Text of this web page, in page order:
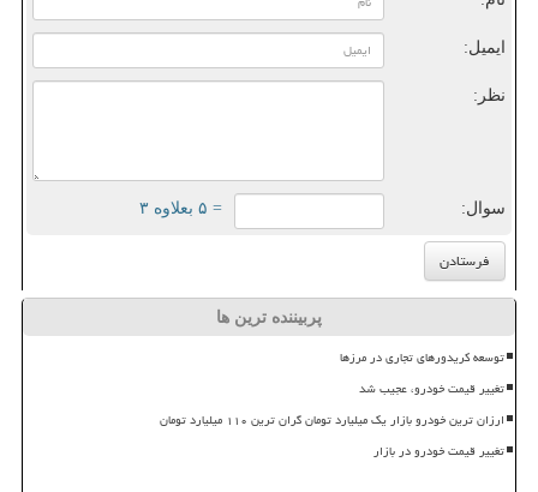
ایمیل:
نظر:
سوال: = ۵ بعلاوه ۳
پربیننده ترین ها
توسعه کریدورهای تجاری در مرزها
تغییر قیمت خودرو، عجیب شد
ارزان ترین خودرو بازار یک میلیارد تومان گران ترین ۱۱۰ میلیارد تومان
تغییر قیمت خودرو در بازار